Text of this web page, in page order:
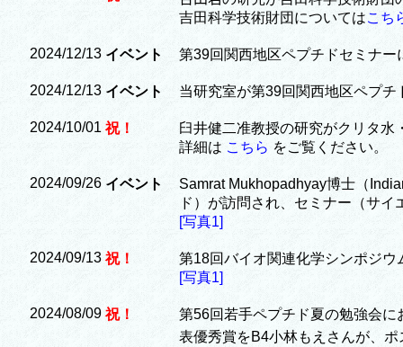
吉田科学技術財団についてはこち
2024/12/13 イベント 第39回関西地区ペプチドセミナ
2024/12/13 イベント 当研究室が第39回関西地区ペプ
2024/10/01 祝！
臼井健二准教授の研究がクリタ水
詳細は こちら をご覧ください。
2024/09/26 イベント
Samrat Mukhopadhyay博士（
ド）が訪問され、セミナー（サ
[写真1]
2024/09/13 祝！
第18回バイオ関連化学シンポジ
[写真1]
2024/08/09 祝！
第56回若手ペプチド夏の勉強会
表優秀賞をB4小林もえさんが、